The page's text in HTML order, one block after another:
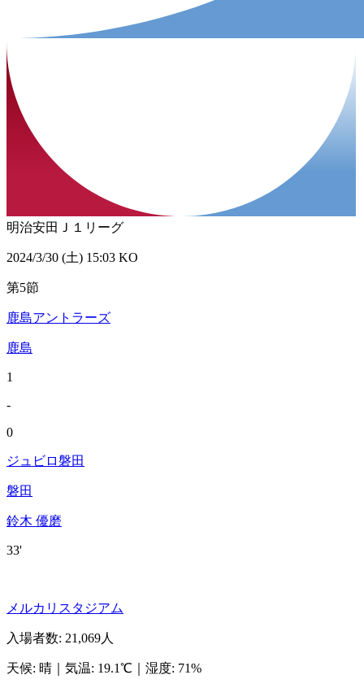
明治安田Ｊ１リーグ
2024/3/30 (土) 15:03 KO
第5節
鹿島アントラーズ
鹿島
1
-
0
ジュビロ磐田
磐田
鈴木 優磨
33'
メルカリスタジアム
入場者数: 21,069人
天候: 晴 気温: 19.1℃ 湿度: 71%